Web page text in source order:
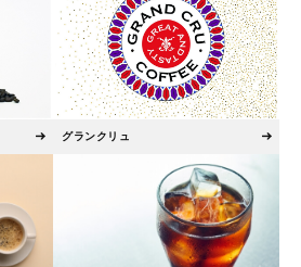
グランクリュ